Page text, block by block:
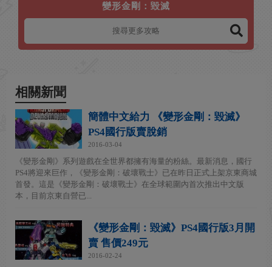
變形金剛：毀滅
相關新聞
簡體中文給力 《變形金剛：毀滅》
PS4國行版賣脫銷
2016-03-04
《變形金剛》系列遊戲在全世界都擁有海量的粉絲。最新消息，國行
PS4將迎來巨作，《變形金剛：破壞戰士》已在昨日正式上架京東商城
首發。這是《變形金剛：破壞戰士》在全球範圍內首次推出中文版
本，目前京東自營已...
《變形金剛：毀滅》PS4國行版3月開
賣 售價249元
2016-02-24